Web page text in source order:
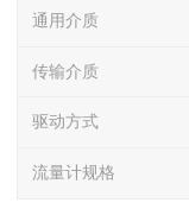
通用介质
传输介质
驱动方式
流量计规格